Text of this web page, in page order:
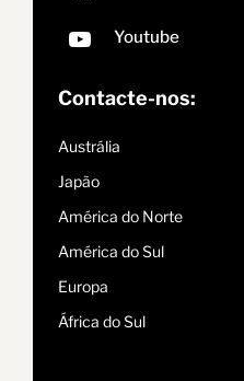
Contacte-nos:
Austrália
Japão
América do Norte
América do Sul
Europa
África do Sul